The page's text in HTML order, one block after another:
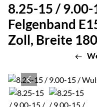
8.25-15 /
Felgenband
Zoll, Breite
Produktgalerie
Zur Kaufbox springen